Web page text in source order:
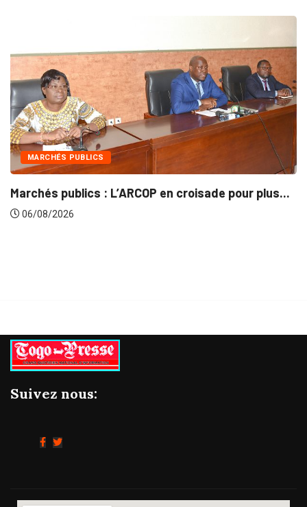
plus...
INTÉGRATION RÉGIONALE
Gestion concertée et durable du Bassin
Suivez nous: